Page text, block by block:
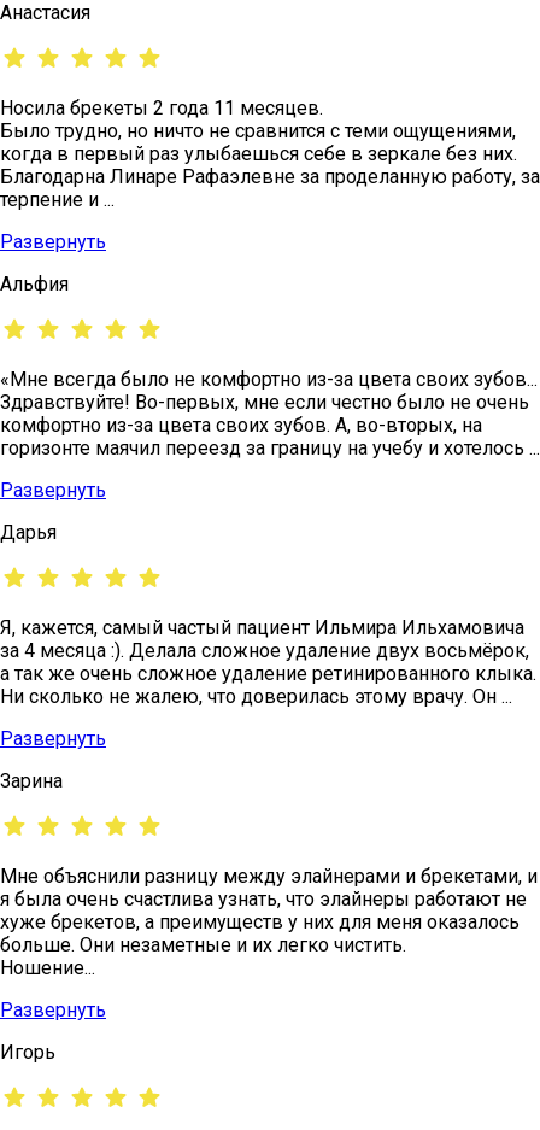
Анастасия
Носила брекеты 2 года 11 месяцев.
Было трудно, но ничто не сравнится с теми ощущениями,
когда в первый раз улыбаешься себе в зеркале без них.
Благодарна Линаре Рафаэлевне за проделанную работу, за
терпение и ...
Развернуть
Альфия
«Мне всегда было не комфортно из-за цвета своих зубов...
Здравствуйте! Во-первых, мне если честно было не очень
комфортно из-за цвета своих зубов. А, во-вторых, на
горизонте маячил переезд за границу на учебу и хотелось ...
Развернуть
Дарья
Я, кажется, самый частый пациент Ильмира Ильхамовича
за 4 месяца :). Делала сложное удаление двух восьмёрок,
а так же очень сложное удаление ретинированного клыка.
Ни сколько не жалею, что доверилась этому врачу. Он ...
Развернуть
Зарина
Мне объяснили разницу между элайнерами и брекетами, и
я была очень счастлива узнать, что элайнеры работают не
хуже брекетов, а преимуществ у них для меня оказалось
больше. Они незаметные и их легко чистить.
Ношение...
Развернуть
Игорь